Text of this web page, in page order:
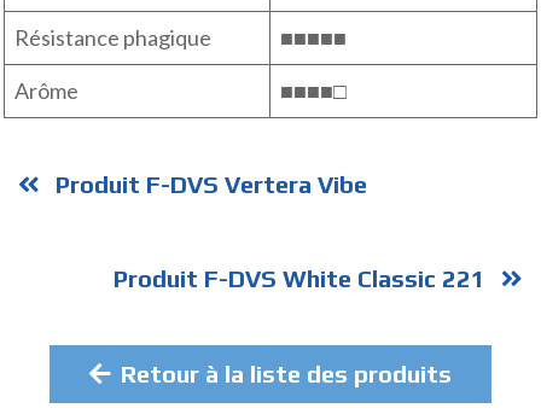
Résistance phagique
■■■■■
Arôme
■■■■□
Produit F-DVS Vertera Vibe
Produit F-DVS White Classic 221
Retour à la liste des produits